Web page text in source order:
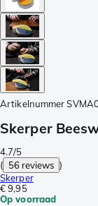
Artikelnummer
Skerper
4.7/5
( 56 reviews )
Skerper
€ 9,95
Op voorraad